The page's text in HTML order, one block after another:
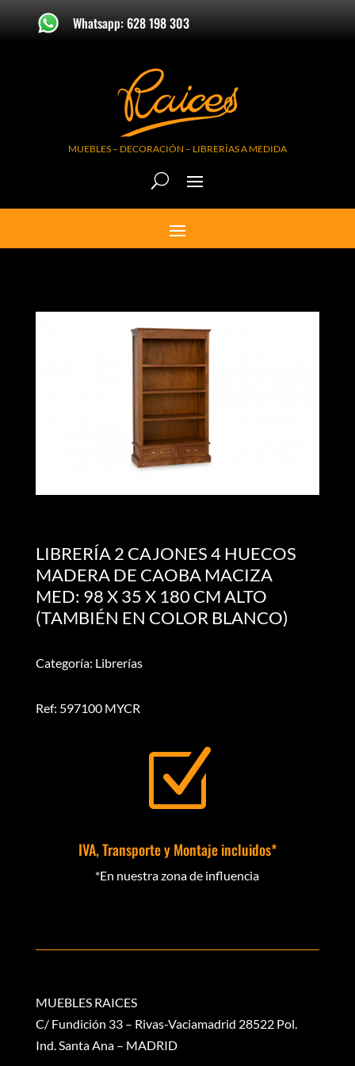
Whatsapp: 628 198 303
MUEBLES – DECORACIÓN – LIBRERÍAS A MEDIDA
LIBRERÍA 2 CAJONES 4 HUECOS
MADERA DE CAOBA MACIZA
MED: 98 X 35 X 180 CM ALTO
(TAMBIÉN EN COLOR BLANCO)
Categoría: Librerías
Ref: 597100 MYCR
Z
IVA, Transporte y Montaje incluidos*
*En nuestra zona de influencia
MUEBLES RAICES
C/ Fundición 33 – Rivas-Vaciamadrid 28522 Pol.
Ind. Santa Ana – MADRID